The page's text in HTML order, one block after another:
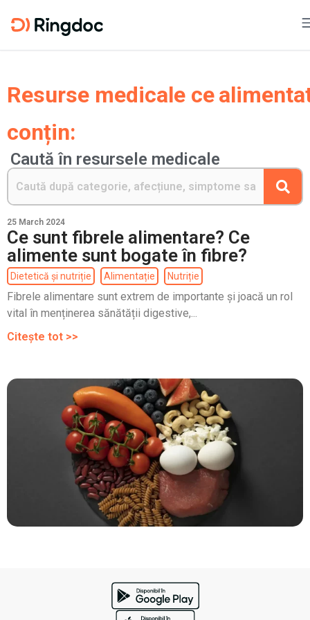
Resurse medicale ce
conțin:
Caută în resursele medicale
25 March 2024
Ce sunt fibrele alimentare? Ce
alimente sunt bogate în fibre?
Dietetică și nutriție Alimentație Nutriție
Fibrele alimentare sunt extrem de importante și joacă un rol
vital în menținerea sănătății digestive,...
Citește tot >>